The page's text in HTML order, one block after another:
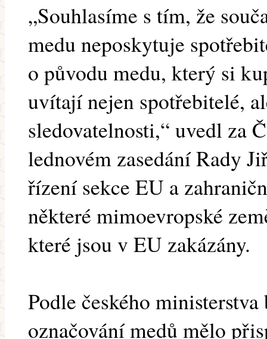
„Souhlasíme s tím, že
medu neposkytuje
o původu medu, který si
uvítají nejen spotřebitelé,
sledovatelnosti,“ uvedl za
lednovém zasedání Rady
řízení sekce EU a
některé mimoevropské
které jsou v EU zakázány.
Podle českého
označování medů mělo